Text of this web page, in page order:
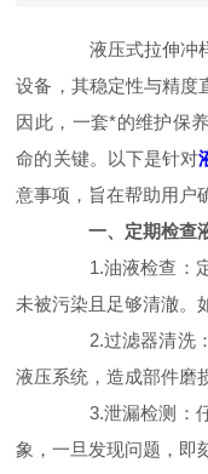
液压式拉伸冲样
设备，其稳定性与精度
因此，一套*的维护保
命的关键。以下是针对
意事项，旨在帮助用户
一、定期检查
1.油液检查：定
未被污染且足够清澈。
2.过滤器清洗：
液压系统，造成部件磨
3.泄漏检测：仔
象，一旦发现问题，即